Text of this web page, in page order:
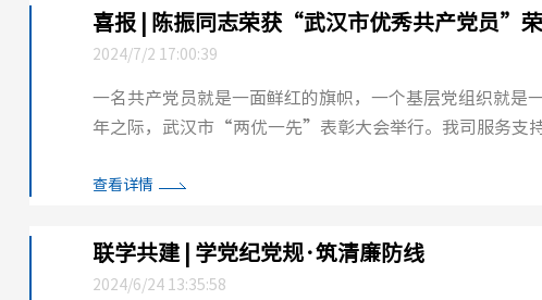
喜报 | 陈振同志荣获“武汉市优秀共产党员”
2024/7/2 17:00:39
一名共产党员就是一面鲜红的旗帜，一个基层党组织就是一个坚强的战斗堡垒。 6月28
年之际，武汉市“两优一先”表彰大会举行。我司服务支
查看详情
联学共建 | 学党纪党规·筑清廉防线
2024/6/24 13:35:58